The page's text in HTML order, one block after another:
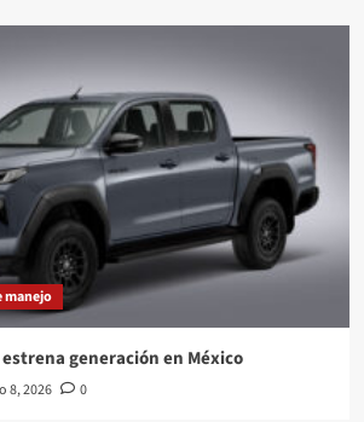
manejo
generación en México
8, 2026 0